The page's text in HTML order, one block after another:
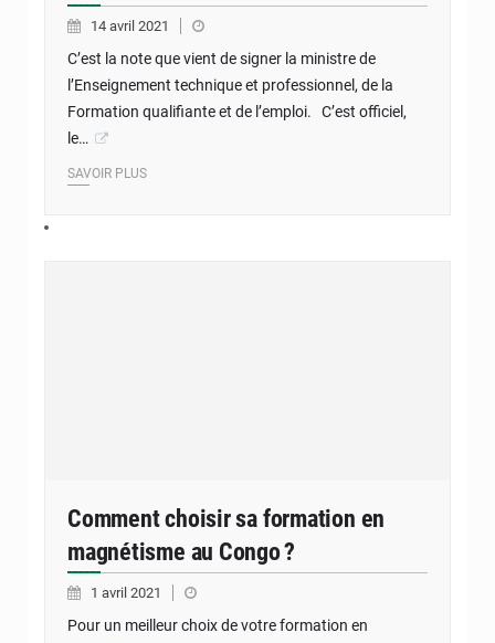
14 avril 2021
C’est la note que vient de signer la ministre de
l’Enseignement technique et professionnel, de la
Formation qualifiante et de l’emploi. C’est officiel,
le…
SAVOIR PLUS
Comment choisir sa formation en
magnétisme au Congo ?
1 avril 2021
Pour un meilleur choix de votre formation en